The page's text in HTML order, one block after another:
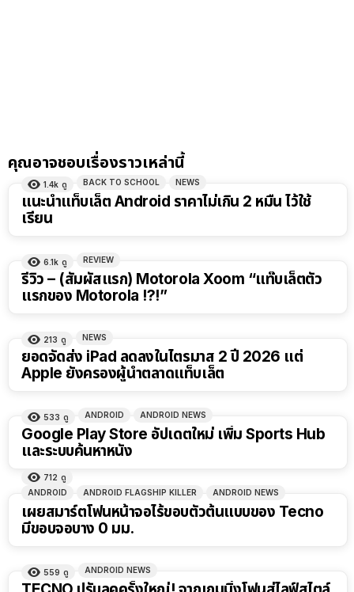
คุณอาจชอบเรื่องราวเหล่านี้
1.4k ดู BACK TO SCHOOL NEWS
แนะนำแท็บเล็ต Android ราคาไม่เกิน 2 หมื่น ไว้ใช้
เรียน
6.1k ดู REVIEW
รีวิว – (สัมผัสแรก) Motorola Xoom “แท๊บเล็ตตัว
แรกของ Motorola !?!”
213 ดู NEWS
ยอดจัดส่ง iPad ลดลงในไตรมาส 2 ปี 2026 แต่
Apple ยังครองผู้นำตลาดแท็บเล็ต
533 ดู ANDROID ANDROID NEWS
Google Play Store อัปเดตใหม่ เพิ่ม Sports Hub
และระบบค้นหาหนัง
712 ดู
ANDROID
ANDROID FLAGSHIP KILLER ANDROID NEWS
เผยสมาร์ตโฟนหน้าจอไร้ขอบตัวต้นแบบของ Tecno
มีขอบจอบาง 0 มม.
559 ดู ANDROID NEWS